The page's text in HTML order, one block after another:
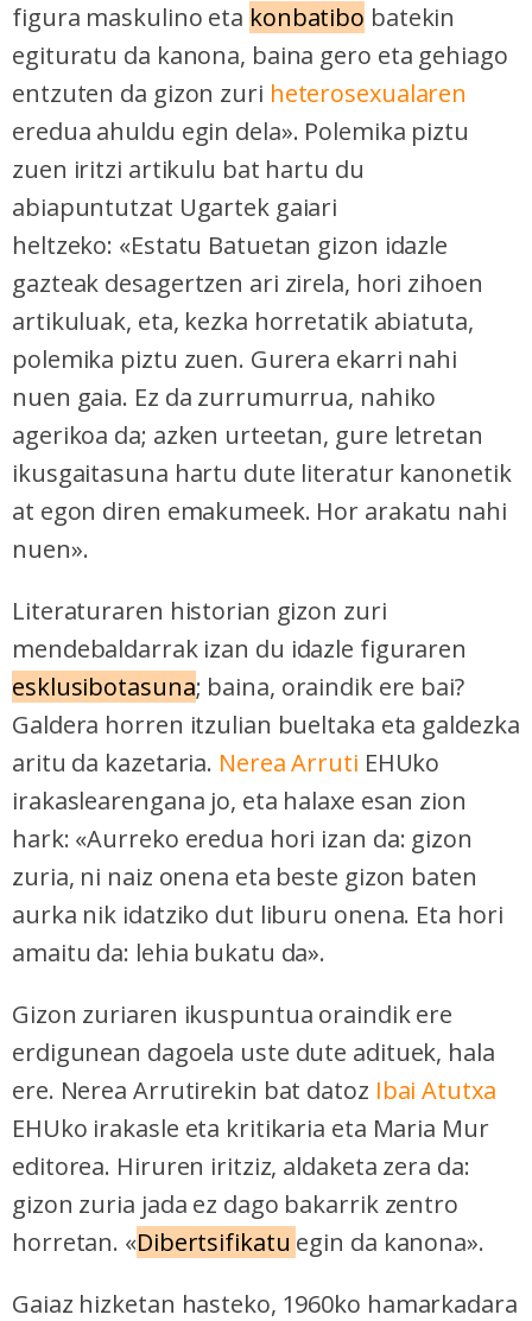
figura maskulino eta konbatibo batekin
egituratu da kanona, baina gero eta gehiago
entzuten da gizon zuri heterosexualaren
eredua ahuldu egin dela». Polemika piztu
zuen iritzi artikulu bat hartu du
abiapuntutzat Ugartek gaiari
heltzeko: «Estatu Batuetan gizon idazle
gazteak desagertzen ari zirela, hori zihoen
artikuluak, eta, kezka horretatik abiatuta,
polemika piztu zuen. Gurera ekarri nahi
nuen gaia. Ez da zurrumurrua, nahiko
agerikoa da; azken urteetan, gure letretan
ikusgaitasuna hartu dute literatur kanonetik
at egon diren emakumeek. Hor arakatu nahi
nuen».
Literaturaren historian gizon zuri
mendebaldarrak izan du idazle figuraren
esklusibotasuna; baina, oraindik ere bai?
Galdera horren itzulian bueltaka eta galdezka
aritu da kazetaria. Nerea Arruti EHUko
irakaslearengana jo, eta halaxe esan zion
hark: «Aurreko eredua hori izan da: gizon
zuria, ni naiz onena eta beste gizon baten
aurka nik idatziko dut liburu onena. Eta hori
amaitu da: lehia bukatu da».
Gizon zuriaren ikuspuntua oraindik ere
erdigunean dagoela uste dute adituek, hala
ere. Nerea Arrutirekin bat datoz Ibai Atutxa
EHUko irakasle eta kritikaria eta Maria Mur
editorea. Hiruren iritziz, aldaketa zera da:
gizon zuria jada ez dago bakarrik zentro
horretan. «Dibertsifikatu egin da kanona».
Gaiaz hizketan hasteko, 1960ko hamarkadara